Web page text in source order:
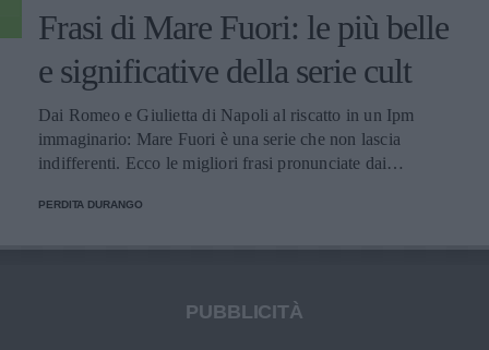
Frasi di Mare Fuori: le più belle
e significative della serie cult
Dai Romeo e Giulietta di Napoli al riscatto in un Ipm
immaginario: Mare Fuori è una serie che non lascia
indifferenti. Ecco le migliori frasi pronunciate dai
PERDITA DURANGO
PUBBLICITÀ